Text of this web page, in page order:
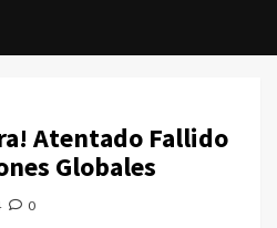
Atentado Fallido
Globales
0